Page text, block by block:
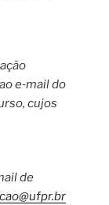
e‐mail do
cujos
de